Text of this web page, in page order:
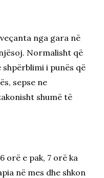
nga gara në
Normalisht që
shpërblimi i punës që
sepse ne
shumë të
orë e pak, 7 orë ka
në mes dhe shkon